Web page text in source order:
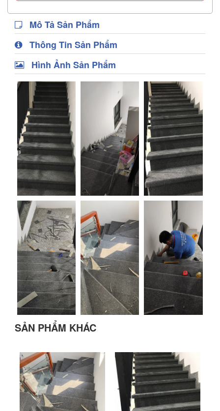
Mô Tả Sản Phẩm
Thông Tin Sản Phẩm
Hình Ảnh Sản Phẩm
SẢN PHẨM KHÁC